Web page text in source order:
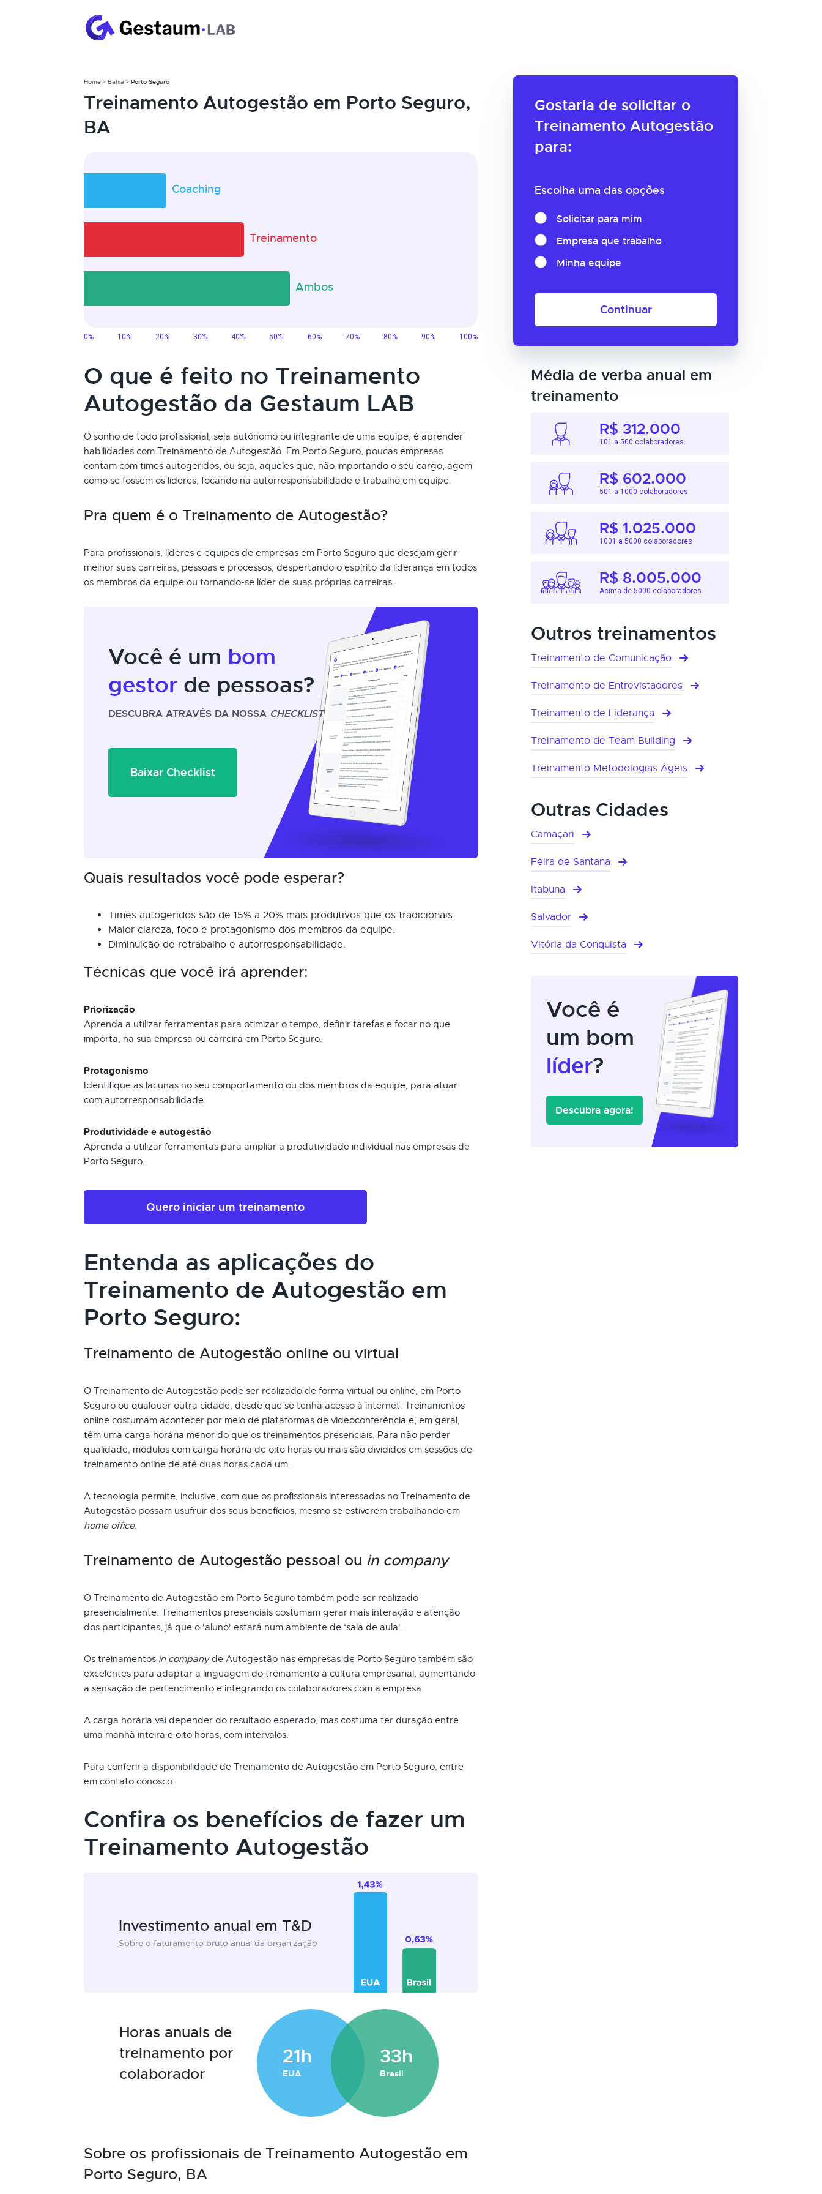
Gostaria de solicitar o
Treinamento Autogestão
para:
Escolha uma das opções
Solicitar para mim
Empresa que trabalho
Minha equipe
Continuar
Home Bahia Porto Seguro
Treinamento Autogestão em Porto Seguro,
BA
O que é feito no Treinamento
Autogestão da Gestaum LAB
O sonho de todo profissional, seja autônomo ou integrante de uma equipe, é aprender
habilidades com Treinamento de Autogestão. Em Porto Seguro, poucas empresas
contam com times autogeridos, ou seja, aqueles que, não importando o seu cargo, agem
como se fossem os líderes, focando na autorresponsabilidade e trabalho em equipe.
Pra quem é o Treinamento de Autogestão?
Para profissionais, líderes e equipes de empresas em Porto Seguro que desejam gerir
melhor suas carreiras, pessoas e processos, despertando o espírito da liderança em todos
os membros da equipe ou tornando-se líder de suas próprias carreiras.
Você é um bom
gestor de pessoas?
DESCUBRA ATRAVÉS DA NOSSA CHECKLIST
Baixar Checklist
Quais resultados você pode esperar?
Times autogeridos são de 15% a 20% mais produtivos que os tradicionais.
Maior clareza, foco e protagonismo dos membros da equipe.
Diminuição de retrabalho e autorresponsabilidade.
Técnicas que você irá aprender:
Priorização
Aprenda a utilizar ferramentas para otimizar o tempo, definir tarefas e focar no que
importa, na sua empresa ou carreira em Porto Seguro.
Protagonismo
Identifique as lacunas no seu comportamento ou dos membros da equipe, para atuar
com autorresponsabilidade
Produtividade e autogestão
Aprenda a utilizar ferramentas para ampliar a produtividade individual nas empresas de
Porto Seguro.
Quero iniciar um treinamento
Entenda as aplicações do
Treinamento de Autogestão em
Porto Seguro:
Treinamento de Autogestão online ou virtual
O Treinamento de Autogestão pode ser realizado de forma virtual ou online, em Porto
Seguro ou qualquer outra cidade, desde que se tenha acesso à internet. Treinamentos
online costumam acontecer por meio de plataformas de videoconferência e, em geral,
têm uma carga horária menor do que os treinamentos presenciais. Para não perder
qualidade, módulos com carga horária de oito horas ou mais são divididos em sessões de
treinamento online de até duas horas cada um.
A tecnologia permite, inclusive, com que os profissionais interessados no Treinamento de
Autogestão possam usufruir dos seus benefícios, mesmo se estiverem trabalhando em
home office.
Treinamento de Autogestão pessoal ou in company
O Treinamento de Autogestão em Porto Seguro também pode ser realizado
presencialmente. Treinamentos presenciais costumam gerar mais interação e atenção
dos participantes, já que o 'aluno' estará num ambiente de ‘sala de aula'.
Os treinamentos in companyde Autogestão nas empresas de Porto Seguro também são
excelentes para adaptar a linguagem do treinamento à cultura empresarial, aumentando
a sensação de pertencimento e integrando os colaboradores com a empresa.
A carga horária vai depender do resultado esperado, mas costuma ter duração entre
uma manhã inteira e oito horas, com intervalos.
Para conferir a disponibilidade de Treinamento de Autogestão em Porto Seguro, entre
em contato conosco.
Confira os benefícios de fazer um
Treinamento Autogestão
Investimento anual em T&D
Sobre o faturamento bruto anual da organização
Horas anuais de
treinamento por
colaborador
21h
EUA
33h
Brasil
Sobre os profissionais de Treinamento Autogestão em
Porto Seguro, BA
Média de verba anual em
treinamento
R$ 312.000
101 a 500 colaboradores
R$ 602.000
501 a 1000 colaboradores
R$ 1.025.000
1001 a 5000 colaboradores
R$ 8.005.000
Acima de 5000 colaboradores
Outros treinamentos
Treinamento de Comunicação
Treinamento de Entrevistadores
Treinamento de Liderança
Treinamento de Team Building
Treinamento Metodologias Ágeis
Outras Cidades
Camaçari
Feira de Santana
Itabuna
Salvador
Vitória da Conquista
Você é
um bom
líder?
Descubra agora!